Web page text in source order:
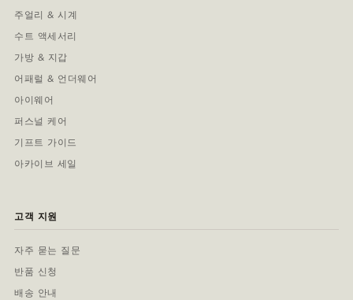
주얼리 & 시계
수트 액세서리
가방 & 지갑
어패럴 & 언더웨어
아이웨어
퍼스널 케어
기프트 가이드
아카이브 세일
고객 지원
자주 묻는 질문
반품 신청
배송 안내